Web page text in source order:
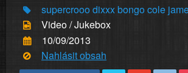
supercrooodixxxbongocole
Video / Jukebox
10/09/2013
Nahlásit obsah